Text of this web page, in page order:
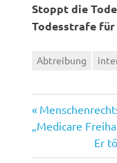
Stoppt die
Todesstrafe für
Abtreibung
Vorheriger
Beitrag:
„Medicare
Er